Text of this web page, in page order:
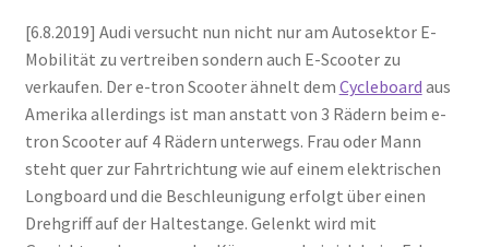
[6.8.2019] Audi versucht nun nicht nur am Autosektor E-
Mobilität zu vertreiben sondern auch E-Scooter zu
verkaufen. Der e-tron Scooter ähnelt dem Cycleboard aus
Amerika allerdings ist man anstatt von 3 Rädern beim e-
tron Scooter auf 4 Rädern unterwegs. Frau oder Mann
steht quer zur Fahrtrichtung wie auf einem elektrischen
Longboard und die Beschleunigung erfolgt über einen
Drehgriff auf der Haltestange. Gelenkt wird mit